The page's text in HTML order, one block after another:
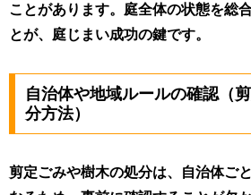
ことがあります。庭全体の状態を総
とが、庭じまい成功の鍵です。
自治体や地域ルールの確認（
分方法）
剪定ごみや樹木の処分は、自治体ご